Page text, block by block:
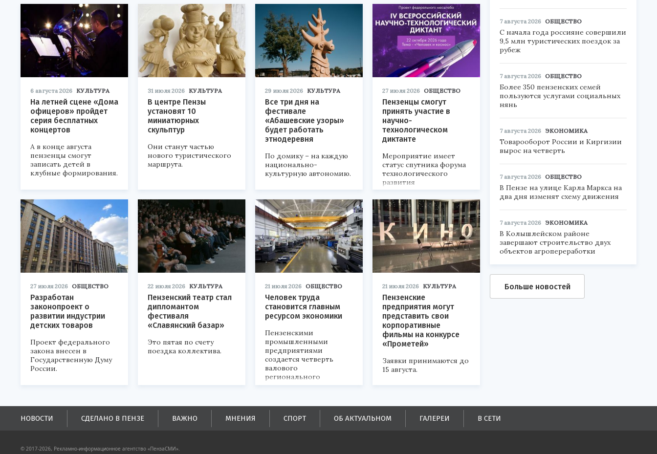
6 августа 2026 КУЛЬТУРА
На летней сцене «Дома
офицеров» пройдет
серия бесплатных
концертов
А в конце августа
пензенцы смогут
записать детей в
клубные формирования.
31 июля 2026 КУЛЬТУРА
В центре Пензы
установят 10
миниатюрных
скульптур
Они станут частью
нового туристического
маршрута.
29 июля 2026 КУЛЬТУРА
Все три дня на
фестивале
«Абашевские узоры»
будет работать
этнодеревня
По домику – на каждую
национально-
культурную автономию.
27 июля 2026 ОБЩЕСТВО
Пензенцы смогут
принять участие в
научно-
технологическом
диктанте
Мероприятие имеет
статус спутника форума
технологического
развития
«Технопром-2026».
27 июля 2026 ОБЩЕСТВО
Разработан
законопроект о
развитии индустрии
детских товаров
Проект федерального
закона внесен в
Государственную Думу
России.
22 июля 2026 КУЛЬТУРА
Пензенский театр стал
дипломантом
фестиваля
«Славянский базар»
Это пятая по счету
поездка коллектива.
21 июля 2026 ОБЩЕСТВО
Человек труда
становится главным
ресурсом экономики
Пензенскими
промышленными
предприятиями
создается четверть
валового
регионального
продукта и
поступлений в
бюджеты всех уровней.
21 июля 2026 КУЛЬТУРА
Пензенские
предприятия могут
представить свои
корпоративные
фильмы на конкурсе
«Прометей»
Заявки принимаются до
15 августа.
7 августа 2026 ОБЩЕСТВО
С начала года россияне совершили
9,5 млн туристических поездок за
рубеж
7 августа 2026 ОБЩЕСТВО
Более 350 пензенских семей
пользуются услугами социальных
нянь
7 августа 2026 ЭКОНОМИКА
Товарооборот России и Киргизии
вырос на четверть
7 августа 2026 ОБЩЕСТВО
В Пензе на улице Карла Маркса на
два дня изменят схему движения
7 августа 2026 ЭКОНОМИКА
В Колышлейском районе
завершают строительство двух
объектов агропереработки
Больше новостей
НОВОСТИ СДЕЛАНО В ПЕНЗЕ ВАЖНО МНЕНИЯ СПОРТ ОБ АКТУАЛЬНОМ ГАЛЕРЕИ В СЕТИ
© 2017-2026, Рекламно-информационное агентство «ПензаСМИ».